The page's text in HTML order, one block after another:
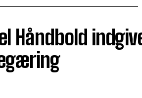
Håndbold